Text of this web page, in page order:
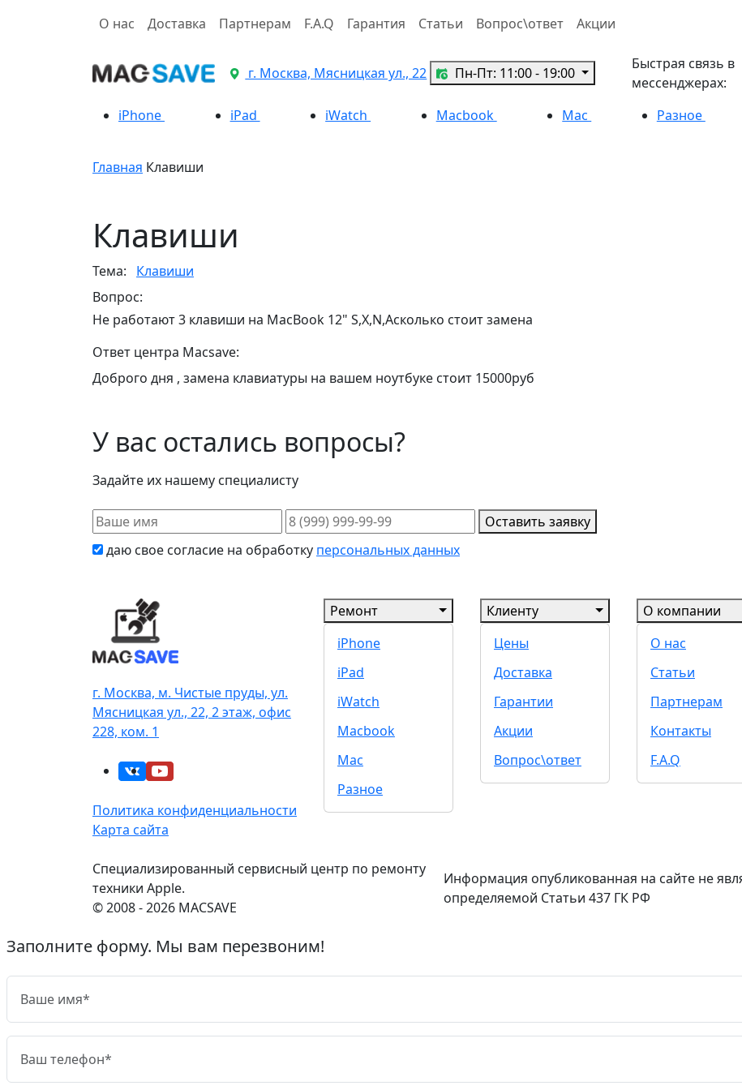
О нас Доставка Партнерам F.A.Q Гарантия Статьи Вопрос\ответ Акции
г. Москва, Мясницкая ул., 22 Пн-Пт: 11:00 - 19:00
Быстрая связь в
мессенджерах:
iPhone
iPad iWatch Macbook Mac Разное
Главная Клавиши
Клавиши
Тема: Клавиши
Вопрос:
Не работают 3 клавиши на MacBook 12" S,X,N,Асколько стоит замена
Ответ центра Macsave:
Доброго дня , замена клавиатуры на вашем ноутбуке стоит 15000руб
У вас остались вопросы?
Задайте их нашему специалисту
Оставить заявку
даю свое согласие на обработку персональных данных
г. Москва, м. Чистые пруды, ул.
Мясницкая ул., 22, 2 этаж, офис
228, ком. 1
Политика конфиденциальности
Карта сайта
Ремонт
iPhone
iPad
iWatch
Macbook
Mac
Разное
Клиенту
Цены
Доставка
Гарантии
Акции
Вопрос\ответ
О компании
О нас
Статьи
Партнерам
Контакты
F.A.Q
Специализированный сервисный центр по ремонту
техники Apple.
© 2008 - 2026 MACSAVE
Информация опубликованная на сайте не
определяемой Статьи 437 ГК РФ
Заполните форму. Мы вам перезвоним!